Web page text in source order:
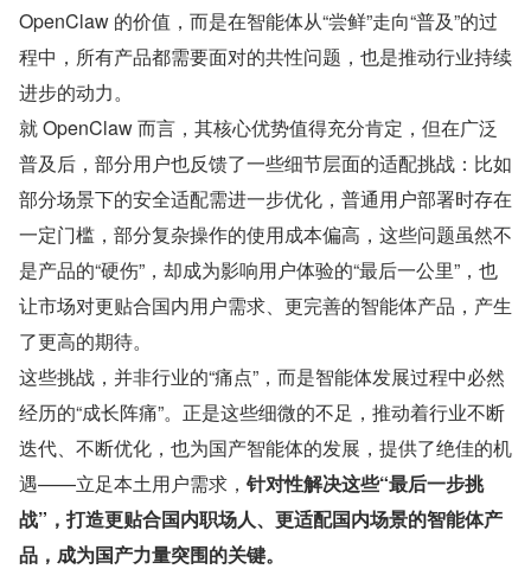
OpenClaw 的价值，而是在智能体从“尝鲜”走向“普及”的过
程中，所有产品都需要面对的共性问题，也是推动行业持续
进步的动力。
就 OpenClaw 而言，其核心优势值得充分肯定，但在广泛
普及后，部分用户也反馈了一些细节层面的适配挑战：比如
部分场景下的安全适配需进一步优化，普通用户部署时存在
一定门槛，部分复杂操作的使用成本偏高，这些问题虽然不
是产品的“硬伤”，却成为影响用户体验的“最后一公里”，也
让市场对更贴合国内用户需求、更完善的智能体产品，产生
了更高的期待。
这些挑战，并非行业的“痛点”，而是智能体发展过程中必然
经历的“成长阵痛”。正是这些细微的不足，推动着行业不断
迭代、不断优化，也为国产智能体的发展，提供了绝佳的机
遇——立足本土用户需求， 针对性解决这些“最后一步挑
战”，打造更贴合国内职场人、更适配国内场景的智能体产
品，成为国产力量突围的关键。